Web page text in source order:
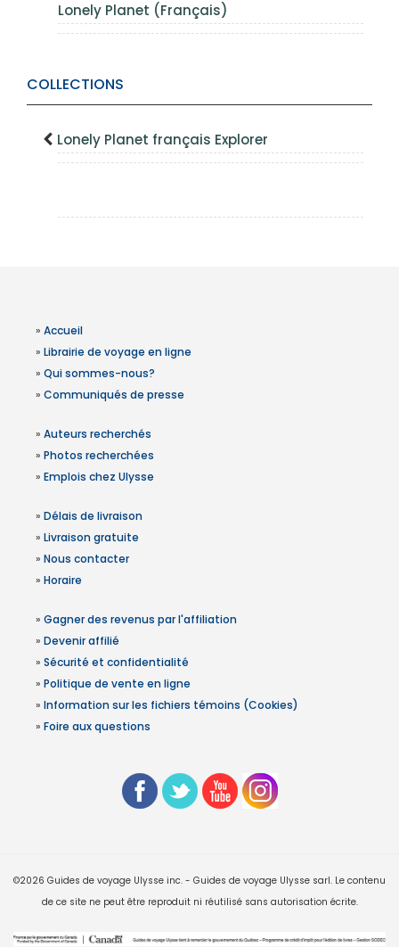
Lonely Planet (Français)
COLLECTIONS
Lonely Planet français Explorer
» Accueil
» Librairie de voyage en ligne
» Qui sommes-nous?
» Communiqués de presse
» Auteurs recherchés
» Photos recherchées
» Emplois chez Ulysse
» Délais de livraison
» Livraison gratuite
» Nous contacter
» Horaire
» Gagner des revenus par l'affiliation
» Devenir affilié
» Sécurité et confidentialité
» Politique de vente en ligne
» Information sur les fichiers témoins (Cookies)
» Foire aux questions
©2026 Guides de voyage Ulysse inc. - Guides de voyage Ulysse sarl. Le contenu
de ce site ne peut être reproduit ni réutilisé sans autorisation écrite.